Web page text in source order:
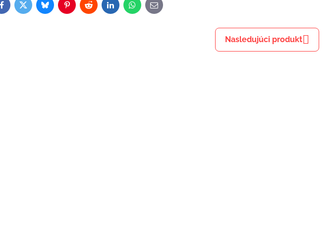
Facebook
TwitterBlueskyPinterestRedditLinkedInWhatsApp
E-
mail
Nasledujúci produkt